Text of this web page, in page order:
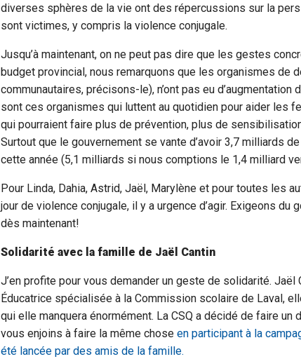
diverses sphères de la vie ont des répercussions sur la
sont victimes, y compris la violence conjugale.
Jusqu’à maintenant, on ne peut pas dire que les gestes
budget provincial, nous remarquons que les organismes de
communautaires, précisons-le), n’ont pas eu
sont ces organismes qui luttent au quotidien pour aider les
qui pourraient faire plus de prévention, plus de
Surtout que le gouvernement se vante d’avoir 3,7 milliards
cette année (5,1 milliards si nous comptions le 1,4 milliard
Pour Linda, Dahia, Astrid, Jaël, Marylène et pour toutes les
jour de violence conjugale, il y a urgence d’agir. Exigeons du
dès maintenant!
Solidarité avec la famille de Jaël Cantin
J’en profite pour vous demander un geste de solidarité. Jaël
Éducatrice spécialisée à la Commission scolaire de Laval,
qui elle manquera énormément. La CSQ a décidé de faire
vous enjoins à faire la même chose en participant à la
été lancée par des amis de la famille.